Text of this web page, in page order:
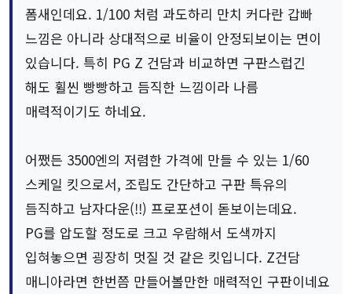
폼새인데요. 1/100 처럼 과도하리 만치 커다란 갑빠
느낌은 아니라 상대적으로 비율이 안정되보이는 면이
있습니다. 특히 PG Z 건담과 비교하면 구판스럽긴
해도 휠씬 빵빵하고 듬직한 느낌이라 나름
매력적이기도 하네요.
어쨌든 3500엔의 저렴한 가격에 만들 수 있는 1/60
스케일 킷으로서, 조립도 간단하고 구판 특유의
듬직하고 남자다운(!!) 프로포션이 돋보이는데요.
PG를 압도할 정도로 크고 우람해서 도색까지
입혀놓으면 굉장히 멋질 것 같은 킷입니다. Z건담
매니아라면 한번쯤 만들어볼만한 매력적인 구판이네요